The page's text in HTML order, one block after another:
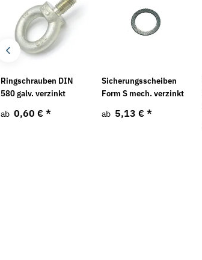
Ringschrauben DIN
580 galv. verzinkt
ab 0,60 € *
Sicherungsscheiben
Form S mech. verzinkt
ab 5,13 € *
Neu